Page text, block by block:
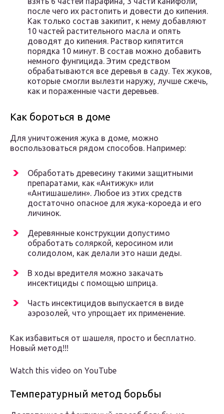
после чего их растопить и довести до кипения.
Как только состав закипит, к нему добавляют
10 частей растительного масла и опять
доводят до кипения. Раствор кипятится
порядка 10 минут. В состав можно добавить
немного фунгицида. Этим средством
обрабатываются все деревья в саду. Тех жуков,
которые смогли вылезти наружу, лучше сжечь,
как и пораженные части деревьев.
Как бороться в доме
Для уничтожения жука в доме, можно
воспользоваться рядом способов. Например:
Обработать древесину такими защитными
препаратами, как «Антижук» или
«Антишашелин». Любое из этих средств
достаточно опасное для жука-короеда и его
личинок.
Деревянные конструкции допустимо
обработать соляркой, керосином или
солидолом, как делали это наши деды.
В ходы вредителя можно закачать
инсектициды с помощью шприца.
Часть инсектицидов выпускается в виде
аэрозолей, что упрощает их применение.
Как избавиться от шашеля, просто и бесплатно.
Новый метод!!!
Watch this video on YouTube
Температурный метод борьбы